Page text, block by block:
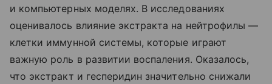
и компьютерных моделях. В исследованиях
оценивалось влияние экстракта на нейтрофилы —
клетки иммунной системы, которые играют
важную роль в развитии воспаления. Оказалось,
что экстракт и гесперидин значительно снижали